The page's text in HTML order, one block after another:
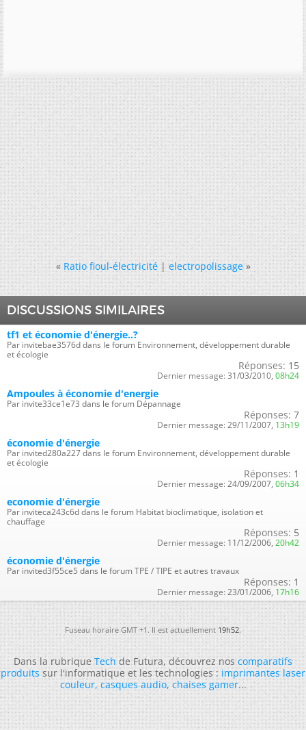
« Ratio fioul-électricité|electropolissage »
DISCUSSIONS SIMILAIRES
tf1 et économie d'énergie..?
Par invitebae3576d dans le forum Environnement, développement durable
et écologie
Réponses: 15
Dernier message: 31/03/2010, 08h24
Ampoules à économie d'energie
Par invite33ce1e73 dans le forum Dépannage
Réponses: 7
Dernier message: 29/11/2007, 13h19
économie d'énergie
Par invited280a227 dans le forum Environnement, développement durable
et écologie
Réponses: 1
Dernier message: 24/09/2007, 06h34
economie d'énergie
Par inviteca243c6d dans le forum Habitat bioclimatique, isolation et
chauffage
Réponses: 5
Dernier message: 11/12/2006, 20h42
économie d'énergie
Par invited3f55ce5 dans le forum TPE / TIPE et autres travaux
Réponses: 1
Dernier message: 23/01/2006, 17h16
Fuseau horaire GMT +1. Il est actuellement19h52.
Dans la rubriqueTechde Futura, découvrez noscomparatifs
produitssur l'informatique et les technologies :imprimantes laser
couleur,casques audio,chaises gamer...